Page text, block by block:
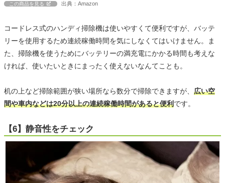
この商品を見る 出典：Amazon
コードレス式のハンディ掃除機は使いやすくて便利ですが、バッテ
リーを使用するため連続稼働時間を気にしなくてはいけません。ま
た、掃除機を使うためにバッテリーの満充電にかかる時間も考えな
ければ、使いたいときにまったく使えないなんてことも。
机の上など掃除範囲が狭い場所なら数分で掃除できますが、 広い空
間や車内などは20分以上の連続稼働時間があると便利です。
【6】静音性をチェック